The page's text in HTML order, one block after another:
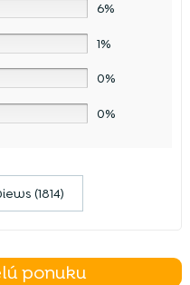
6%
1%
0%
0%
(1814)
ponuku